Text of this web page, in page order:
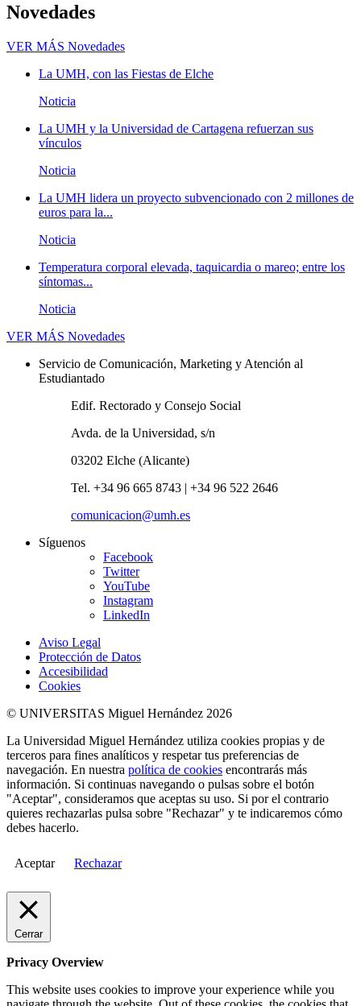
Novedades
VER MÁS Novedades
La UMH, con las Fiestas de Elche
Noticia
La UMH y la Universidad de Cartagena refuerzan sus
vínculos
Noticia
La UMH lidera un proyecto subvencionado con 2 millones de
euros para la...
Noticia
Temperatura corporal elevada, taquicardia o mareo; entre los
síntomas...
Noticia
VER MÁS Novedades
Servicio de Comunicación, Marketing y Atención al
Estudiantado
Edif. Rectorado y Consejo Social
Avda. de la Universidad, s/n
03202 Elche (Alicante)
Tel. +34 96 665 8743 | +34 96 522 2646
comunicacion@umh.es
Síguenos
Facebook
Twitter
YouTube
Instagram
LinkedIn
Aviso Legal
Protección de Datos
Accesibilidad
Cookies
© UNIVERSITAS Miguel Hernández 2026
La Universidad Miguel Hernández utiliza cookies propias y de
terceros para fines analíticos y respetar tus preferencias de
navegación. En nuestra política de cookies encontrarás más
información. Si continuas navegando o pulsas sobre el botón
"Aceptar", consideramos que aceptas su uso. Si por el contrario
quieres rechazarlas pulsa sobre "Rechazar" y te indicaremos cómo
debes hacerlo.
Aceptar Rechazar
Cerrar
Privacy Overview
This website uses cookies to improve your experience while you